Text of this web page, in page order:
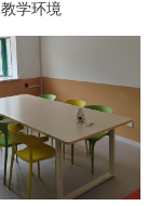
教学环境